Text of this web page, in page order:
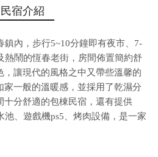
民宿介紹
鎮內，步行5~10分鐘即有夜市、7-
熱鬧的恆春老街，房間佈置簡約舒
讓現代的風格之中又帶些溫馨的
一般的溫暖感，並採用了乾濕分
十分舒適的包棟民宿，還有提供
、遊戲機ps5、烤肉設備，是一家